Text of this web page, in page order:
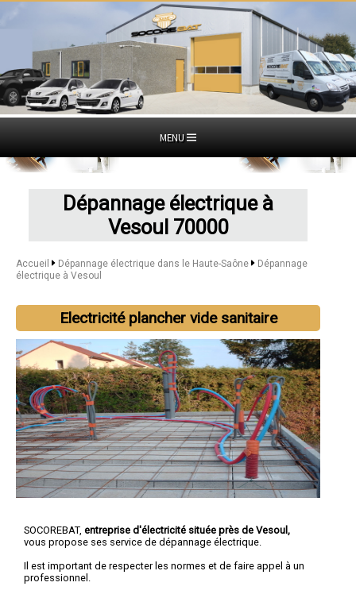
MENU
Dépannage électrique à
Vesoul 70000
Accueil Dépannage électrique dans le Haute-Saône
Dépannage
électrique à Vesoul
Electricité plancher vide sanitaire
SOCOREBAT, entreprise d'électricité située près de Vesoul,
vous propose ses service de dépannage électrique.
Il est important de respecter les normes et de faire appel à un
professionnel.